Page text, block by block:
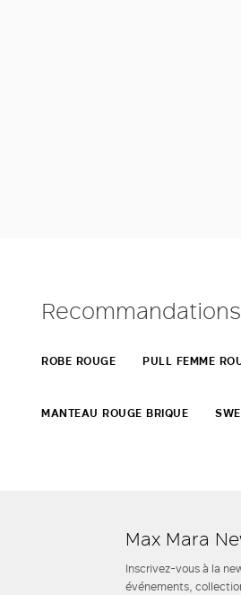
Recommandations
ROBE ROUGE PULL FEMME
MANTEAU ROUGE BRIQUE
Max Mara
Inscrivez-vous à la
événements,